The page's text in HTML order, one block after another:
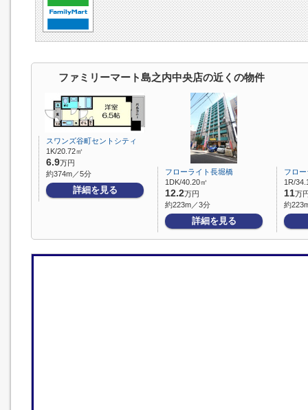
ファミリーマート島之内中央店の近くの物件
スワンズ谷町セントシティ
1K/20.72㎡
6.9万円
約374m／5分
詳細を見る
フローライト長堀橋
1DK/40.20㎡
12.2万円
約223m／3分
詳細を見る
フロ
1R/
11万
約